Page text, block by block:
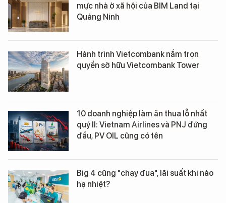
mực nhà ở xã hội của BIM Land tại
Quảng Ninh
Hành trình Vietcombank nắm trọn
quyền sở hữu Vietcombank Tower
10 doanh nghiệp làm ăn thua lỗ nhất
quý II: Vietnam Airlines và PNJ đứng
đầu, PV OIL cũng có tên
Big 4 cũng "chạy đua", lãi suất khi nào
hạ nhiệt?